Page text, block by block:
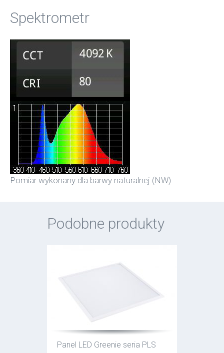
Spektrometr
Pomiar wykonany dla barwy naturalnej (NW)
Podobne produkty
Panel LED Greenie seria PLS